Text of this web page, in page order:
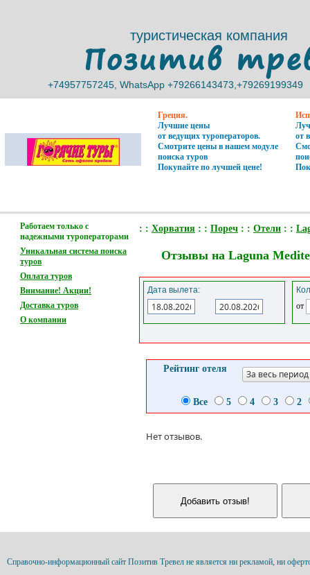
туристическая компания
туристическая компания
+74957757245, WhatsApp +79266143473,+79269199349
+74957757245, WhatsApp +79266143473,+79269199349
Греция.
Лучшие цены
от ведущих туроператоров.
Смотрите цены в нашем модуле
поиска туров
Покупайте по лучшей цене!
от
Работаем только с
надежными туроператорами
Уникальная система поиска
туров
Оплата туров
Внимание! Акции!
Доставка туров
О компании
: : Хорватия : : Пореч : : Отели : :
Отзывы на Laguna
Дата вылета:
от
Рейтинг отеля За весь период
Все 5 4 3 2
Нет отзывов.
Справочно-информационный сайт Позитив Тревел не является ни рекламой, ни